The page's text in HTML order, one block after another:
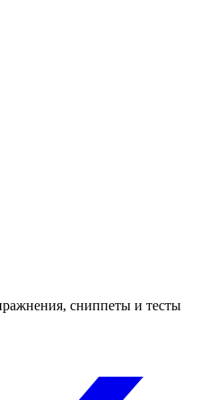
сниппеты и тесты